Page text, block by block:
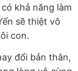
khả năng làm
sẽ thiệt vô
con.
đổi bản thân,